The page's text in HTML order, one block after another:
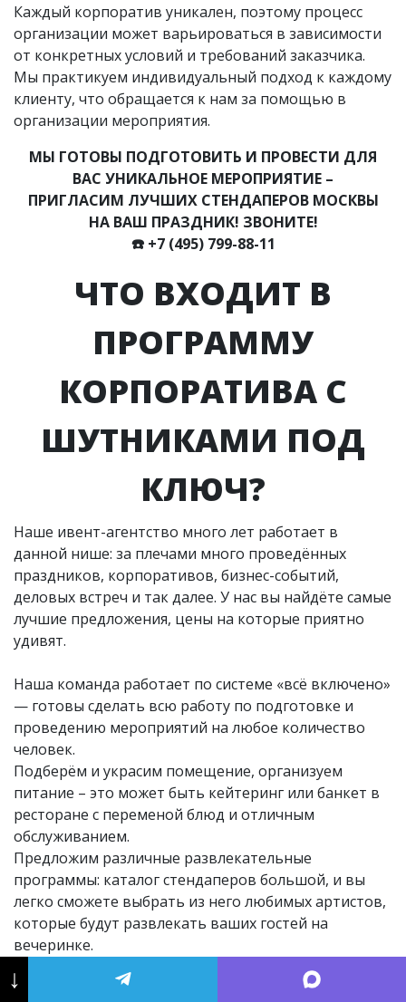
Каждый корпоратив уникален, поэтому процесс
организации может варьироваться в зависимости
от конкретных условий и требований заказчика.
Мы практикуем индивидуальный подход к каждому
клиенту, что обращается к нам за помощью в
организации мероприятия.
МЫ ГОТОВЫ ПОДГОТОВИТЬ И ПРОВЕСТИ ДЛЯ
ВАС УНИКАЛЬНОЕ МЕРОПРИЯТИЕ –
ПРИГЛАСИМ ЛУЧШИХ СТЕНДАПЕРОВ МОСКВЫ
НА ВАШ ПРАЗДНИК! ЗВОНИТЕ!
☎️ +7 (495) 799-88-11
ЧТО ВХОДИТ В
ПРОГРАММУ
КОРПОРАТИВА С
ШУТНИКАМИ ПОД
КЛЮЧ?
Наше ивент-агентство много лет работает в
данной нише: за плечами много проведённых
праздников, корпоративов, бизнес-событий,
деловых встреч и так далее. У нас вы найдёте самые
лучшие предложения, цены на которые приятно
удивят.
Наша команда работает по системе «всё включено»
— готовы сделать всю работу по подготовке и
проведению мероприятий на любое количество
человек.
Подберём и украсим помещение, организуем
питание – это может быть кейтеринг или банкет в
ресторане с переменой блюд и отличным
обслуживанием.
Предложим различные развлекательные
программы: каталог стендаперов большой, и вы
легко сможете выбрать из него любимых артистов,
которые будут развлекать ваших гостей на
вечеринке.
Обеспечим съёмку фото и видео – пригласим
профессиональных фотографов и
↓